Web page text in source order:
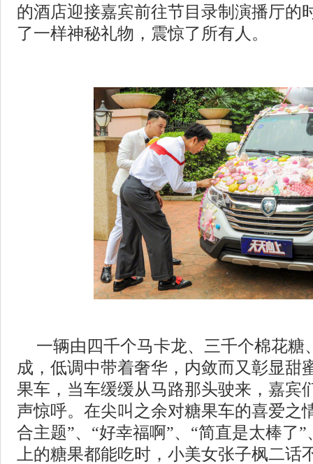
的酒店迎接嘉宾前往节目录制演播厅的
了一样神秘礼物，震惊了所有人。
一辆由四千个马卡龙、三千个棉花糖
成，低调中带着奢华，内敛而又彰显甜
果车，当车缓缓从马路那头驶来，嘉宾
声惊呼。在尖叫之余对糖果车的喜爱之
合主题”、“好幸福啊”、“简直是太棒
上的糖果都能吃时，小美女张子枫二话